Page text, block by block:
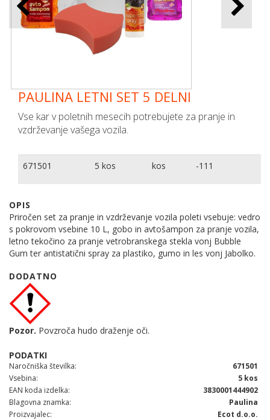
PAULINA LETNI SET 5 DELNI
Vse kar v poletnih mesecih potrebujete za pranje in
vzdrževanje vašega vozila.
671501 5 kos kos -111
OPIS
Priročen set za pranje in vzdrževanje vozila poleti vsebuje: vedro
s pokrovom vsebine 10 L, gobo in avtošampon za pranje vozila,
letno tekočino za pranje vetrobranskega stekla vonj Bubble
Gum ter antistatični spray za plastiko, gumo in les vonj Jabolko.
DODATNO
Pozor. Povzroča hudo draženje oči.
Naročniška številka
671501
Vsebina
5 kos
EAN koda izdelka
3830001444902
Blagovna znamka
Paulina
Proizvajalec
Ecot d.o.o.